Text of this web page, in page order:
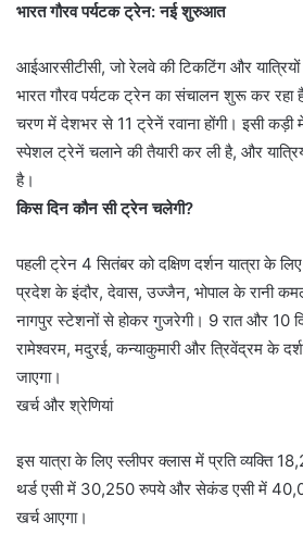
भारत गौरव पर्यटक ट्रेन: नई शुरुआत
आईआरसीटीसी, जो रेलवे की टिकटिंग और
भारत गौरव पर्यटक ट्रेन का संचालन शुरू कर
चरण में देशभर से 11 ट्रेनें रवाना होंगी। इसी कड़ी
स्पेशल ट्रेनें चलाने की तैयारी कर ली है, और
है।
किस दिन कौन सी ट्रेन चलेगी?
पहली ट्रेन 4 सितंबर को दक्षिण दर्शन यात्रा के
प्रदेश के इंदौर, देवास, उज्जैन, भोपाल के रानी
नागपुर स्टेशनों से होकर गुजरेगी। 9 रात और 10
रामेश्वरम, मदुरई, कन्याकुमारी और त्रिवेंद्रम के
जाएगा।
खर्च और श्रेणियां
इस यात्रा के लिए स्लीपर क्लास में प्रति व्यक्ति
थर्ड एसी में 30,250 रुपये और सेकंड एसी में
खर्च आएगा।